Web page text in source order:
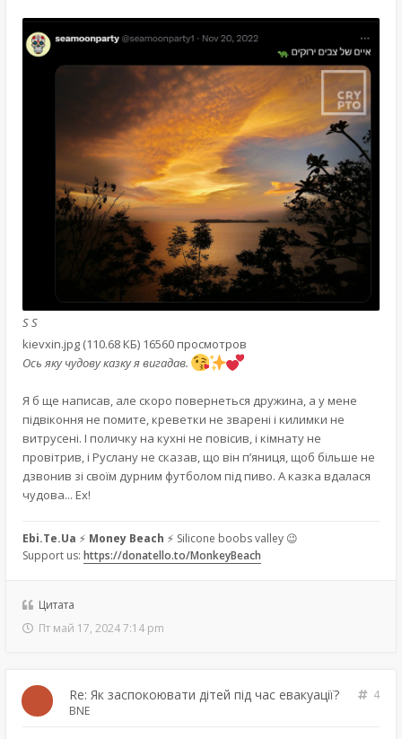
S S
kievxin.jpg (110.68 КБ) 16560 просмотров
Ось яку чудову казку я вигадав.
Я б ще написав, але скоро повернеться дружина, а у мене
підвіконня не помите, креветки не зварені і килимки не
витрусені. І поличку на кухні не повісив, і кімнату не
провітрив, і Руслану не сказав, що він п’яниця, щоб більше не
дзвонив зі своїм дурним футболом під пиво. А казка вдалася
чудова... Ех!
Ebi.Te.Ua ⚡ Money Beach ⚡ Silicone boobs valley 😉
Support us: https://donatello.to/MonkeyBeach
Цитата
Пт май 17, 2024 7:14 pm
Re: Як заспокоювати дітей під час евакуації?
4
BNE